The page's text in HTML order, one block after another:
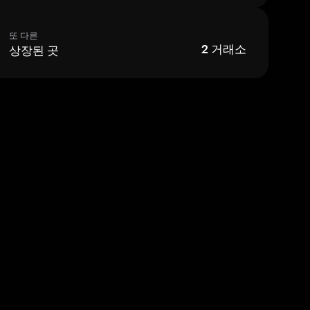
또 다른
상장된 곳 2 거래소